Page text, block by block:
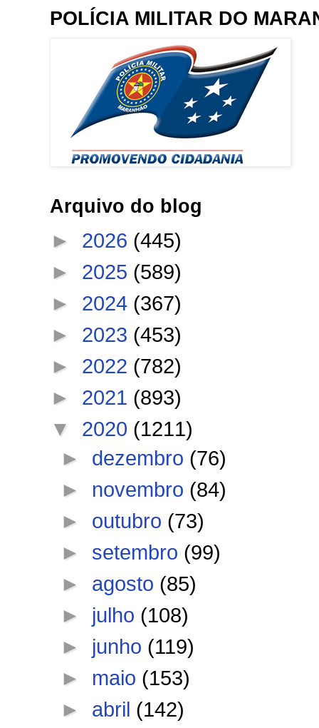
POLÍCIA MILITAR DO
Arquivo do blog
► 2026 (445)
► 2025 (589)
► 2024 (367)
► 2023 (453)
► 2022 (782)
► 2021 (893)
▼ 2020 (1211)
► dezembro (76)
► novembro (84)
► outubro (73)
► setembro (99)
► agosto (85)
► julho (108)
► junho (119)
► maio (153)
► abril (142)